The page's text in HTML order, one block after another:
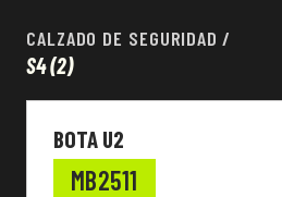
CALZADO DE SEGURIDAD /
S4(2)
Calzado de seguridad
EN Standard
BOTA U2
MB2511